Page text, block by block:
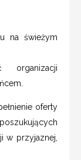
na świeżym
oferty
w przyjaznej,